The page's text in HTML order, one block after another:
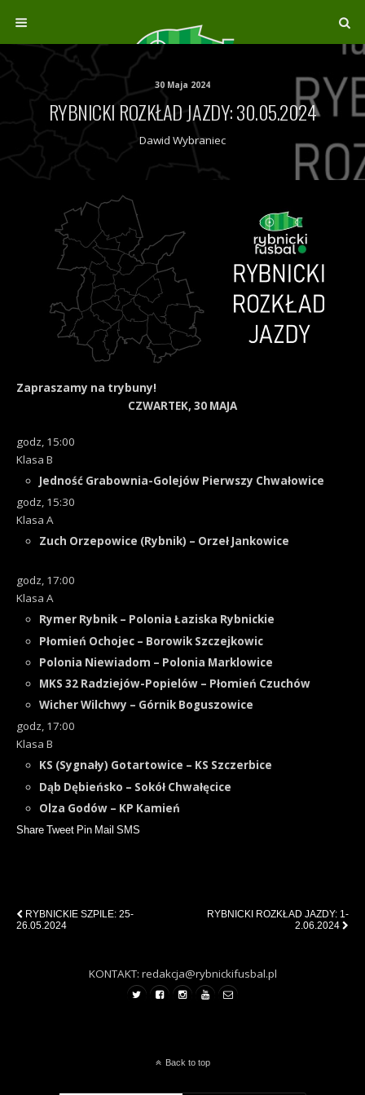
30 Maja 2024
RYBNICKI ROZKŁAD JAZDY: 30.05.2024
Dawid Wybraniec
Zapraszamy na trybuny!
CZWARTEK, 30 MAJA
godz, 15:00
Klasa B
Jedność Grabownia-Golejów Pierwszy Chwałowice
godz, 15:30
Klasa A
Zuch Orzepowice (Rybnik) – Orzeł Jankowice
godz, 17:00
Klasa A
Rymer Rybnik – Polonia Łaziska Rybnickie
Płomień Ochojec – Borowik Szczejkowic
Polonia Niewiadom – Polonia Marklowice
MKS 32 Radziejów-Popielów – Płomień Czuchów
Wicher Wilchwy – Górnik Boguszowice
godz, 17:00
Klasa B
KS (Sygnały) Gotartowice – KS Szczerbice
Dąb Dębieńsko – Sokół Chwałęcice
Olza Godów – KP Kamień
Share Tweet Pin Mail SMS
RYBNICKIE SZPILE: 25-
26.05.2024
RYBNICKI ROZKŁAD JAZDY: 1-
2.06.2024
KONTAKT: redakcja@rybnickifusbal.pl
Back to top